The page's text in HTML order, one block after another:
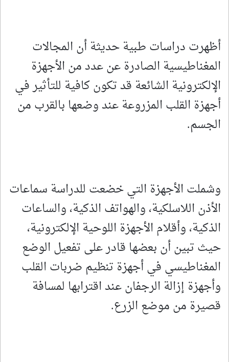
أظهرت دراسات طبية حديثة أن المجالات
المغناطيسية الصادرة عن عدد من الأجهزة
الإلكترونية الشائعة قد تكون كافية للتأثير في
أجهزة القلب المزروعة عند وضعها بالقرب من
الجسم.
وشملت الأجهزة التي خضعت للدراسة سماعات
الأذن اللاسلكية، والهواتف الذكية، والساعات
الذكية، وأقلام الأجهزة اللوحية الإلكترونية،
حيث تبين أن بعضها قادر على تفعيل الوضع
المغناطيسي في أجهزة تنظيم ضربات القلب
وأجهزة إزالة الرجفان عند اقترابها لمسافة
قصيرة من موضع الزرع.